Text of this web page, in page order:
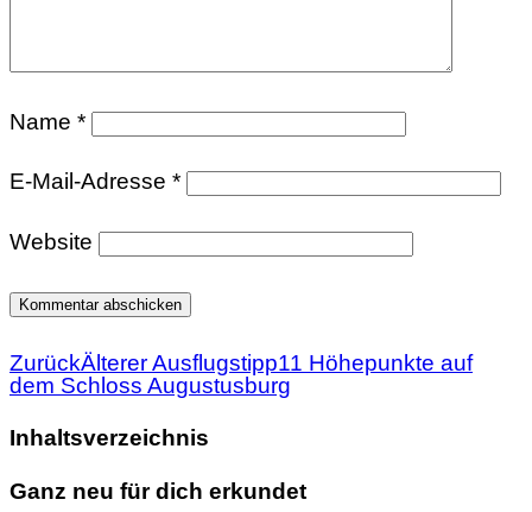
Name *
E-Mail-Adresse *
Website
ZurückÄlterer Ausflugstipp11 Höhepunkte auf
dem Schloss Augustusburg
Inhaltsverzeichnis
Ganz neu für dich erkundet